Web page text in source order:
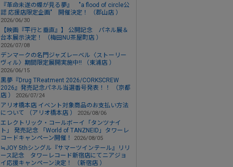
『革命未遂の蝶が見る夢』 "a flood of circle公
認 応援店限定企画" 開催決定！ （郡山店 ）
2026/06/30
【映画『平行と垂直』】 公開記念 パネル展＆
台本展示決定！ （梅田NU茶屋町店 ）
2026/07/08
デンマークの名門ジャズレーベル〈ストーリー
ヴィル〉期間限定展開実施中!! （東浦店 ）
2026/06/15
黒夢『Drug TReatment 2026/CORKSCREW
2026』発売記念パネル当選番号発表！！ （京都
店 ）
2026/07/24
アリオ橋本店 イベント対象商品のお支払い方法
について （アリオ橋本店 ）
2026/08/06
エレクトリック・コールボーイ「タンツナイ
ト」 発売記念 「World of TANZNEID」タワーレ
コードキャンペーン開催！
2026/08/05
≒JOY 5thシングル『サマーツインテール』リリ
ース記念 タワーレコード新宿店にてニアジョ
イ応援キャンペーン決定！ （新宿店 ）